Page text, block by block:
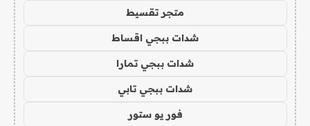
متجر تقسيط
شدات ببجي اقساط
شدات ببجي تمارا
شدات ببجي تابي
فور يو ستور